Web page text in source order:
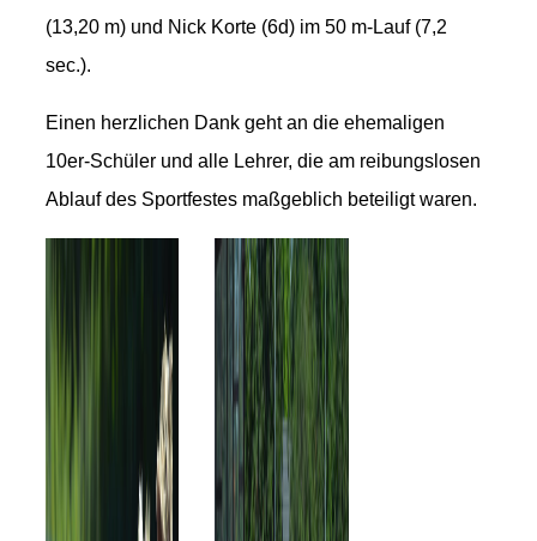
(13,20 m) und Nick Korte (6d) im 50 m-Lauf (7,2
sec.).
Einen herzlichen Dank geht an die ehemaligen
10er-Schüler und alle Lehrer, die am reibungslosen
Ablauf des Sportfestes maßgeblich beteiligt waren.